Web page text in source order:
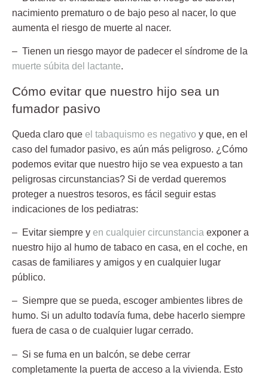
nacimiento prematuro o de bajo peso al nacer, lo que
aumenta el riesgo de muerte al nacer.
– Tienen un riesgo mayor de padecer el síndrome de la
muerte súbita del lactante.
Cómo evitar que nuestro hijo sea un
fumador pasivo
Queda claro que el tabaquismo es negativo y que, en el
caso del fumador pasivo, es aún más peligroso. ¿Cómo
podemos evitar que nuestro hijo se vea expuesto a tan
peligrosas circunstancias? Si de verdad queremos
proteger a nuestros tesoros, es fácil seguir estas
indicaciones de los pediatras:
– Evitar siempre y en cualquier circunstancia exponer a
nuestro hijo al humo de tabaco en casa, en el coche, en
casas de familiares y amigos y en cualquier lugar
público.
– Siempre que se pueda, escoger ambientes libres de
humo. Si un adulto todavía fuma, debe hacerlo siempre
fuera de casa o de cualquier lugar cerrado.
– Si se fuma en un balcón, se debe cerrar
completamente la puerta de acceso a la vivienda. Esto